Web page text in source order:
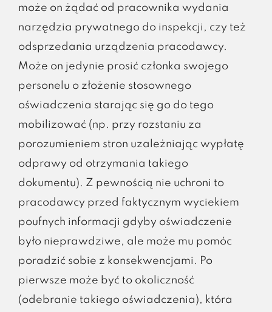
może on żądać od pracownika wydania
narzędzia prywatnego do inspekcji, czy też
odsprzedania urządzenia pracodawcy.
Może on jedynie prosić członka swojego
personelu o złożenie stosownego
oświadczenia starając się go do tego
mobilizować (np. przy rozstaniu za
porozumieniem stron uzależniając wypłatę
odprawy od otrzymania takiego
dokumentu). Z pewnością nie uchroni to
pracodawcy przed faktycznym wyciekiem
poufnych informacji gdyby oświadczenie
było nieprawdziwe, ale może mu pomóc
poradzić sobie z konsekwencjami. Po
pierwsze może być to okoliczność
(odebranie takiego oświadczenia), która